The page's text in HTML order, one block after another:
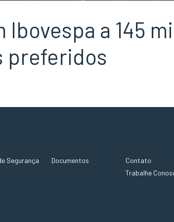
a 145
preferidos
Segurança Documentos
Contato
Trabalhe